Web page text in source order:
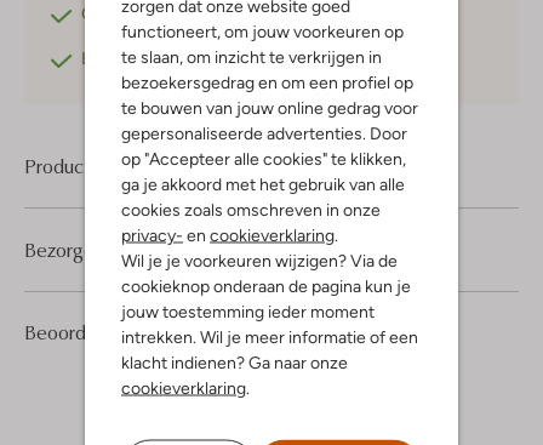
zorgen dat onze website goed
functioneert, om jouw voorkeuren op
te slaan, om inzicht te verkrijgen in
bezoekersgedrag en om een profiel op
te bouwen van jouw online gedrag voor
gepersonaliseerde advertenties. Door
op "Accepteer alle cookies" te klikken,
ga je akkoord met het gebruik van alle
cookies zoals omschreven in onze
privacy- en cookieverklaring.
Wil je je voorkeuren wijzigen? Via de
cookieknop onderaan de pagina kun je
jouw toestemming ieder moment
intrekken. Wil je meer informatie of een
klacht indienen? Ga naar onze
cookieverklaring.
Gratis retournerenbinnen 30 dagen*
Betaal achterafmet Klarna
Product informatie
Beoordelingen (1) 1/5
1
1
Ster
Bezorgen & retourneren